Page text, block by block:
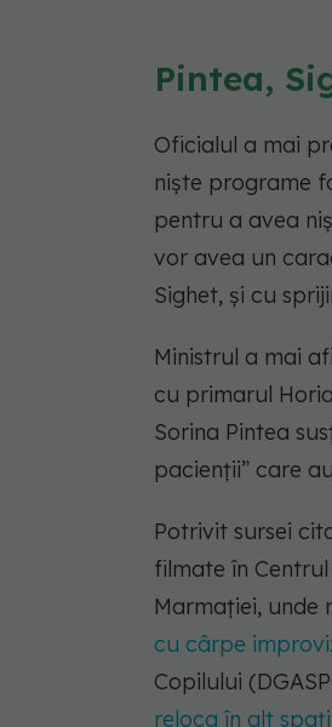
Pintea,
Oficialul a mai
nişte programe
pentru a avea
vor avea un
Sighet, şi cu
Ministrul a mai
cu primarul
Sorina Pintea
pacienţii” care
Potrivit sursei
filmate în
Marmaţiei, unde
cu cârpe
Copilului
reloca în alt